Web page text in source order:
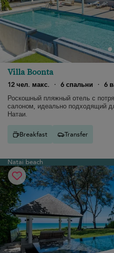
Villa Boonta
12 чел. макс. · 6 спальни · 6
Роскошный пляжный отель с
салоном, идеально подходящий
Натаи.
Breakfast Transfer
Natai beach